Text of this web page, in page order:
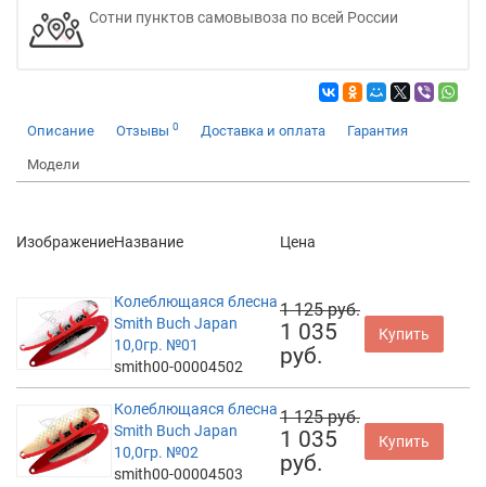
Сотни пунктов самовывоза по всей России
Описание Отзывы 0 Доставка и оплата Гарантия
Модели
ИзображениеНазвание Цена
Колеблющаяся блесна
Smith Buch Japan
10,0гр. №01
smith00-00004502
1 125 руб.
1 035
руб.
Купить
Колеблющаяся блесна
Smith Buch Japan
10,0гр. №02
smith00-00004503
1 125 руб.
1 035
руб.
Купить